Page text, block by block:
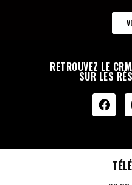
RETROUVEZ LE
SUR LES